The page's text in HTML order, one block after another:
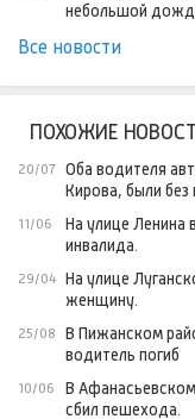
небольшой
Все новости
ПОХОЖИЕ
20/07 Оба водителя
Кирова, были без
11/06
На улице Ленина
инвалида.
29/04 На улице
женщину.
25/08
В Пижанском
водитель погиб
10/06
В
сбил пешехода.